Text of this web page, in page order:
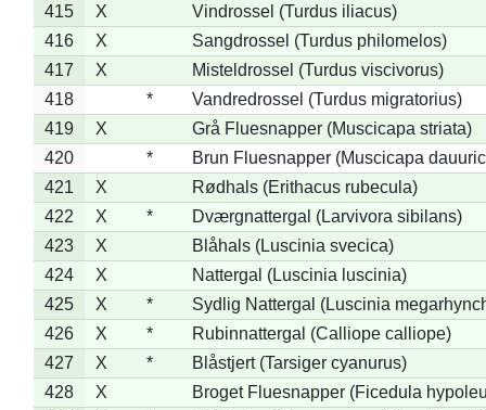
415
X
Vindrossel (Turdus iliacus)
416
X
Sangdrossel (Turdus philomelos)
417
X
Misteldrossel (Turdus viscivorus)
418
*
Vandredrossel (Turdus migratorius)
419
X
Grå Fluesnapper (Muscicapa striata)
420
*
Brun Fluesnapper (Muscicapa
421
X
Rødhals (Erithacus rubecula)
422
X *
Dværgnattergal (Larvivora sibilans)
423
X
Blåhals (Luscinia svecica)
424
X
Nattergal (Luscinia luscinia)
425
X *
Sydlig Nattergal (Luscinia
426
X *
Rubinnattergal (Calliope calliope)
427
X *
Blåstjert (Tarsiger cyanurus)
428
X
Broget Fluesnapper (Ficedula